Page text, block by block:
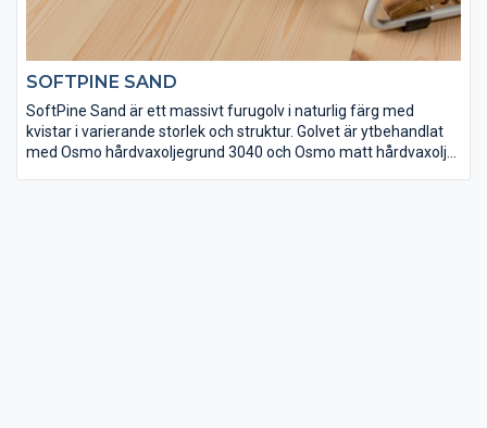
SOFTPINE SAND
SoftPine Sand är ett massivt furugolv i naturlig färg med
kvistar i varierande storlek och struktur. Golvet är ytbehandlat
med Osmo hårdvaxoljegrund 3040 och Osmo matt hårdvaxolja